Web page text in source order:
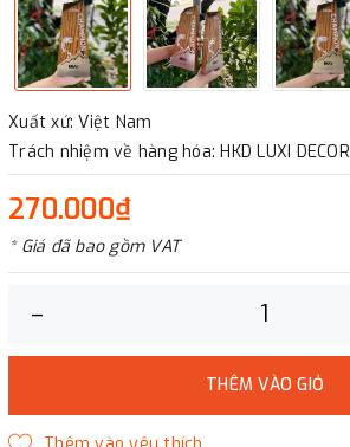
Xuất xứ: Việt Nam
Trách nhiệm về hàng hóa: HKD LUXI DECOR
270.000₫
* Giá đã bao gồm VAT
–
THÊM VÀO GIỎ